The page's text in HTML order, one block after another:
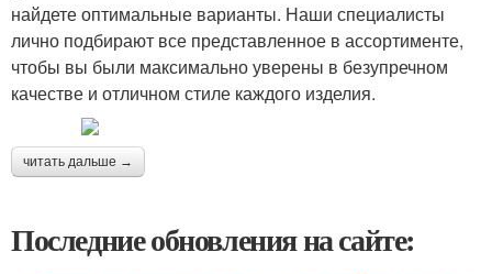
найдете оптимальные варианты. Наши специалисты
лично подбирают все представленное в ассортименте,
чтобы вы были максимально уверены в безупречном
качестве и отличном стиле каждого изделия.
читать дальше →
Последние обновления на сайте: